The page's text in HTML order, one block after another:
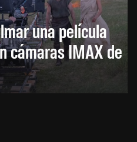
una película
cámaras IMAX de